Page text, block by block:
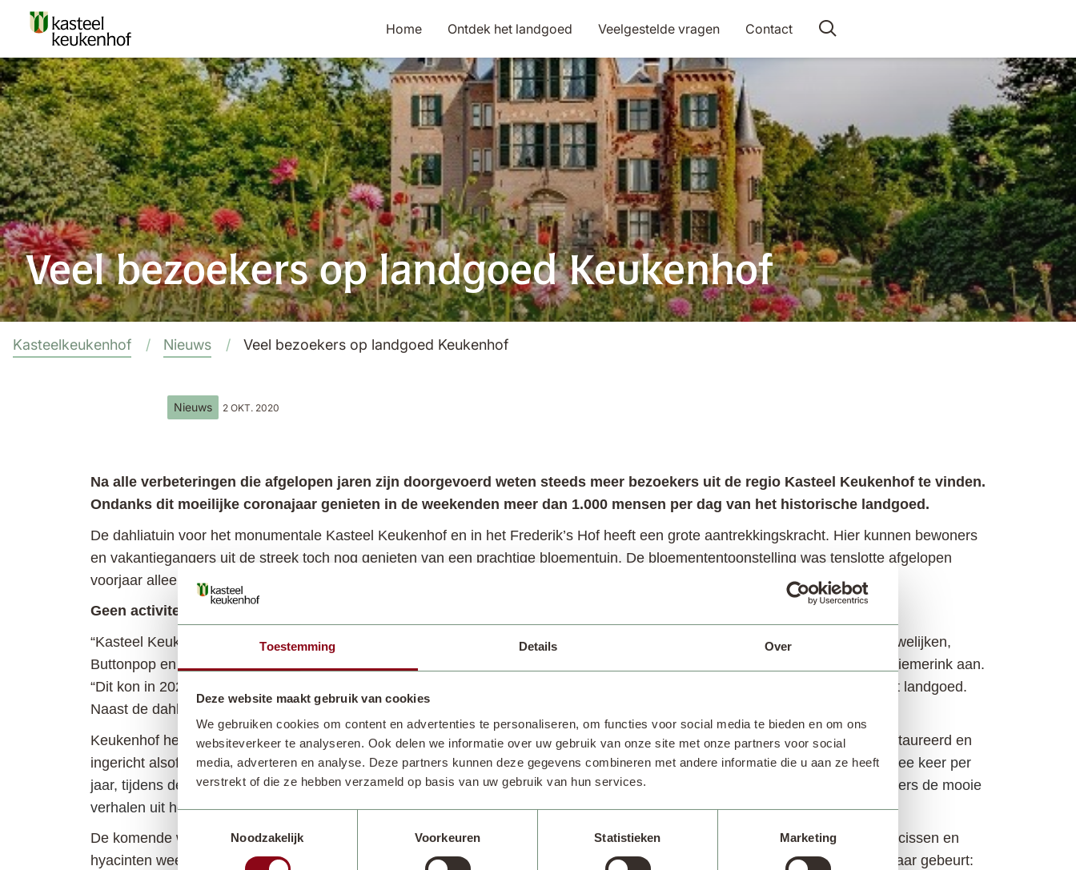
Toestemming Details Over
Deze website maakt gebruik van cookies
We gebruiken cookies om content en advertenties te personaliseren, om functies voor social media te bieden en om ons
websiteverkeer te analyseren. Ook delen we informatie over uw gebruik van onze site met onze partners voor social
media, adverteren en analyse. Deze partners kunnen deze gegevens combineren met andere informatie die u aan ze heeft
verstrekt of die ze hebben verzameld op basis van uw gebruik van hun services.
Noodzakelijk
Voorkeuren Statistieken Marketing
Home Ontdek het landgoed Veelgestelde vragen Contact
Veel bezoekers op landgoed Keukenhof
Kasteelkeukenhof Nieuws Veel bezoekers op landgoed Keukenhof
Nieuws 2 OKT. 2020
Na alle verbeteringen die afgelopen jaren zijn doorgevoerd weten steeds meer bezoekers uit de regio Kasteel Keukenhof te vinden.
Ondanks dit moeilijke coronajaar genieten in de weekenden meer dan 1.000 mensen per dag van het historische landgoed.
De dahliatuin voor het monumentale Kasteel Keukenhof en in het Frederik’s Hof heeft een grote aantrekkingskracht. Hier kunnen bewoners
en vakantiegangers uit de streek toch nog genieten van een prachtige bloementuin. De bloemententoonstelling was tenslotte afgelopen
voorjaar alleen virtueel open.
Geen activiteiten, toch veel bezoek
“Kasteel Keukenhof is in een normaal jaar het decor voor zeer uiteenlopende activiteiten. Klassieke concerten, romantische huwelijken,
Buttonpop en de fantasiewereld van Castlefest combineren uitstekend met het karakteristieke landgoed”, geeft directeur Bart Siemerink aan.
“Dit kon in 2020 allemaal niet doorgaan. Gelukkig voelt het voor veel bezoekers goed om in de open lucht te wandelen over het landgoed.
Naast de dahliatuin zijn de kinderboerderij en het terras van de Hofboerderij een mooie reden voor een bezoek”.
Keukenhof heeft de afgelopen jaren veel geïnvesteerd in het kasteel en het omliggende landgoed. Het kasteel is volledig gerestaureerd en
ingericht alsof het nog bewoond is. De collectie van het kasteel bestaat uit schilderijen, meubels en interieur uit familiebezit. Twee keer per
jaar, tijdens de Dag van het Kasteel en Open Monumentendag is het kasteel toegankelijk en vertellen gidsen in de diverse kamers de mooie
verhalen uit het roemrijk verleden.
De komende weken staan de dahlia’s nog in bloei bij het kasteel. In de lente van 2021 laat Keukenhof ook graag de tulpen, narcissen en
hyacinten weer aan de wereld zien. De voorbereidingen zijn inmiddels gestart. Het park wordt gewoon geplant zoals dat al 71 jaar gebeurt: